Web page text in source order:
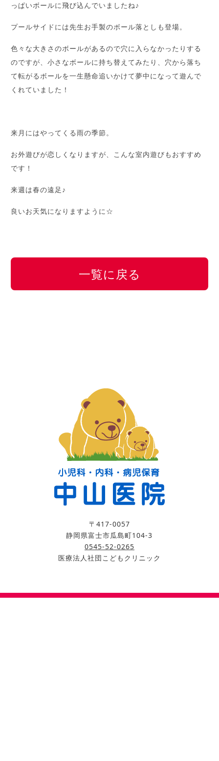
っぱいボールに飛び込んでいましたね♪
プールサイドには先生お手製のボール落としも登場。
色々な大きさのボールがあるので穴に入らなかったりする
のですが、小さなボールに持ち替えてみたり、穴から落ち
て転がるボールを一生懸命追いかけて夢中になって遊んで
くれていました！
来月にはやってくる雨の季節。
お外遊びが恋しくなりますが、こんな室内遊びもおすすめ
です！
来週は春の遠足♪
良いお天気になりますように☆
一覧に戻る
〒417-0057
静岡県富士市瓜島町104-3
0545-52-0265
医療法人社団こどもクリニック